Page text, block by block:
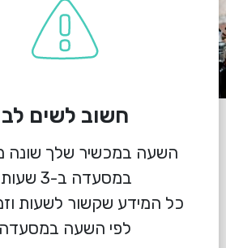
חשוב לשים לב
השעה במכשיר שלך שונה
כל המידע שקשור לשעות
לפי השעה במסעדה